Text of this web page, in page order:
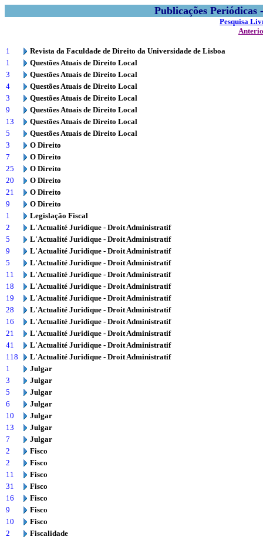
Publicações
Pesquisa
1
Revista da Faculdade de Direito da Universidade de Lisboa
1
Questões Atuais de Direito Local
3
Questões Atuais de Direito Local
4
Questões Atuais de Direito Local
3
Questões Atuais de Direito Local
9
Questões Atuais de Direito Local
13
Questões Atuais de Direito Local
5
Questões Atuais de Direito Local
3
O Direito
7
O Direito
25
O Direito
20
O Direito
21
O Direito
9
O Direito
1
Legislação Fiscal
2
L'Actualité Juridique - Droit Administratif
5
L'Actualité Juridique - Droit Administratif
9
L'Actualité Juridique - Droit Administratif
5
L'Actualité Juridique - Droit Administratif
11
L'Actualité Juridique - Droit Administratif
18
L'Actualité Juridique - Droit Administratif
19
L'Actualité Juridique - Droit Administratif
28
L'Actualité Juridique - Droit Administratif
16
L'Actualité Juridique - Droit Administratif
21
L'Actualité Juridique - Droit Administratif
41
L'Actualité Juridique - Droit Administratif
118
L'Actualité Juridique - Droit Administratif
1
Julgar
3
Julgar
5
Julgar
6
Julgar
10
Julgar
13
Julgar
7
Julgar
2
Fisco
2
Fisco
11
Fisco
31
Fisco
16
Fisco
9
Fisco
10
Fisco
2
Fiscalidade